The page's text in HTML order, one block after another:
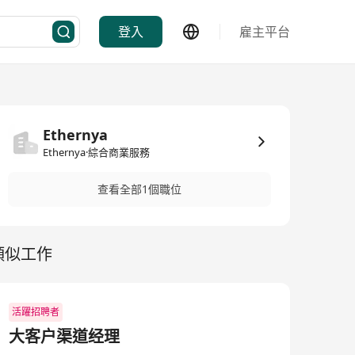
登入 雇主平台
Ethernya
Ethernya·綜合商業服務
查看全部1個職位
似工作
活躍招聘者
大客户渠道经理